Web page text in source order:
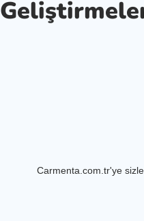
Carmenta.com.tr'ye